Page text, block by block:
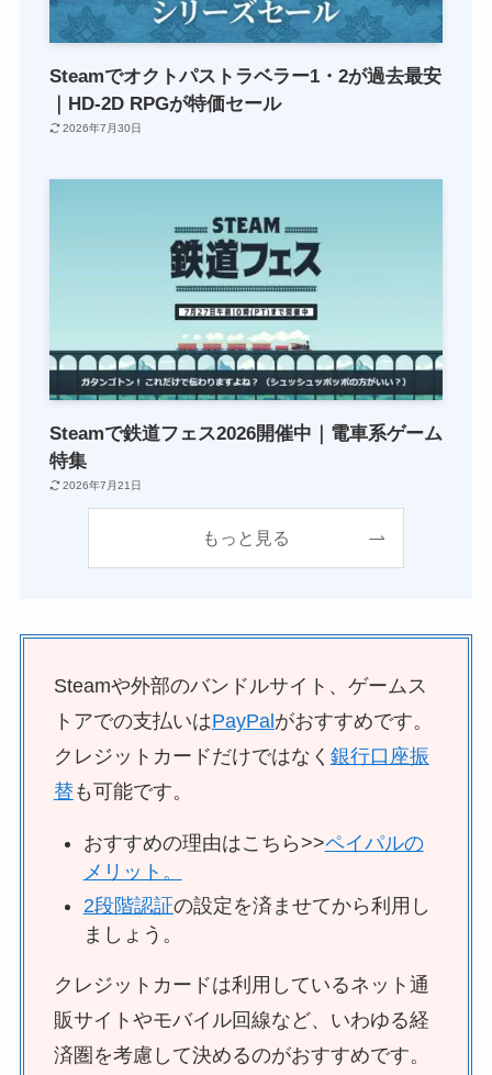
Steamでオクトパストラベラー1・2が過去最安
｜HD-2D RPGが特価セール
2026年7月30日
Steamで鉄道フェス2026開催中｜電車系ゲーム
特集
2026年7月21日
もっと見る
Steamや外部のバンドルサイト、ゲームス
トアでの支払いはPayPal がおすすめです。
クレジットカードだけではなく 銀行口座振
替も可能です。
おすすめの理由はこちら>>ペイパルの
メリット。
2段階認証の設定を済ませてから利用し
ましょう。
クレジットカードは利用しているネット通
販サイトやモバイル回線など、いわゆる経
済圏を考慮して決めるのがおすすめです。